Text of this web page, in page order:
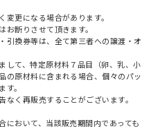
更になる場合があります。
断りさせて頂きます。
引換券等は、全て第三者への譲渡・オ
して、特定原材料７品目（卵、乳、小
の原材料に含まれる場合、個々のパッ
。
く再販売することがございます。
において、当該販売期間内であっても